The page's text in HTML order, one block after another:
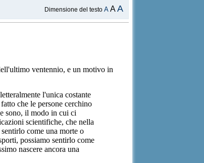
Dimensione del testoA AA
ventennio, e un motivo in
l'unica costante
che le persone cerchino
sono, il modo in cui ci
scientifiche, che nella
come una morte o
possiamo sentirlo come
nascere ancora una